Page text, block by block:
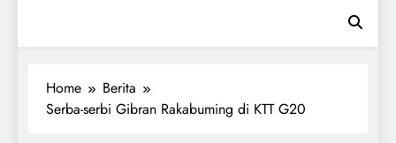
Home
Berita
Serba-serbi Gibran Rakabuming di KTT G20